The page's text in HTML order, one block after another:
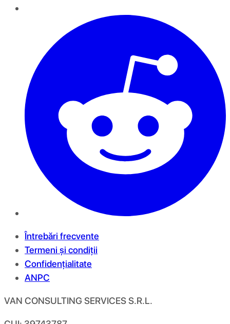
Întrebări frecvente
Termeni și condiții
Confidențialitate
ANPC
VAN CONSULTING SERVICES S.R.L.